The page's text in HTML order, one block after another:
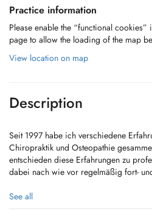
Practice information
Please enable the “functional
page to allow the loading of the map
View location on map
Description
Seit 1997 habe ich verschiedene
Chiropraktik und Osteopathie
entschieden diese Erfahrungen zu
dabei nach wie vor regelmäßig fort-
Viele Lehrer haben seit dem meinen
geebnet. Viele Kollegen haben mich
See all